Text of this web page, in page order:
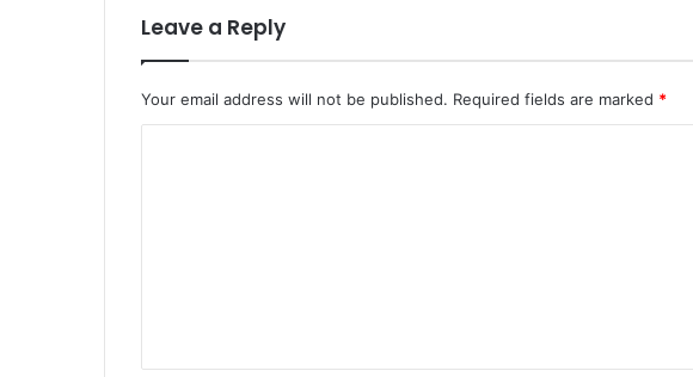
Leave a Reply
Your email address will not be published. Required fields are marked *